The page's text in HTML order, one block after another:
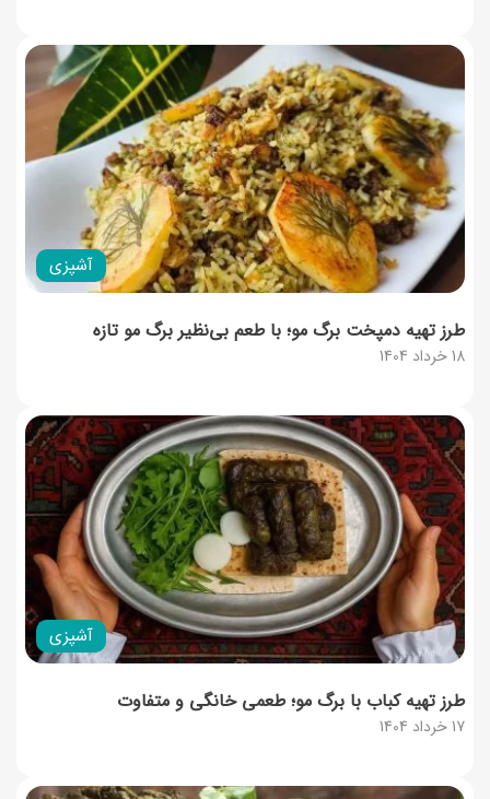
آشپزی
18 خرداد 1404
طرز تهیه دمپخت برگ مو؛ با طعم بی‌نظیر برگ مو تازه
آشپزی
17 خرداد 1404
طرز تهیه کباب با برگ مو؛ طعمی خانگی و متفاوت